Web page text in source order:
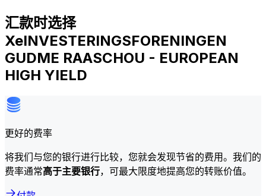
汇款时选择
XeINVESTERINGSFORENINGEN
GUDME RAASCHOU - EUROPEAN
HIGH YIELD
更好的费率
将我们与您的银行进行比较，您就会发现节省的费用。我们的
费率通常高于主要银行，可最大限度地提高您的转账价值。